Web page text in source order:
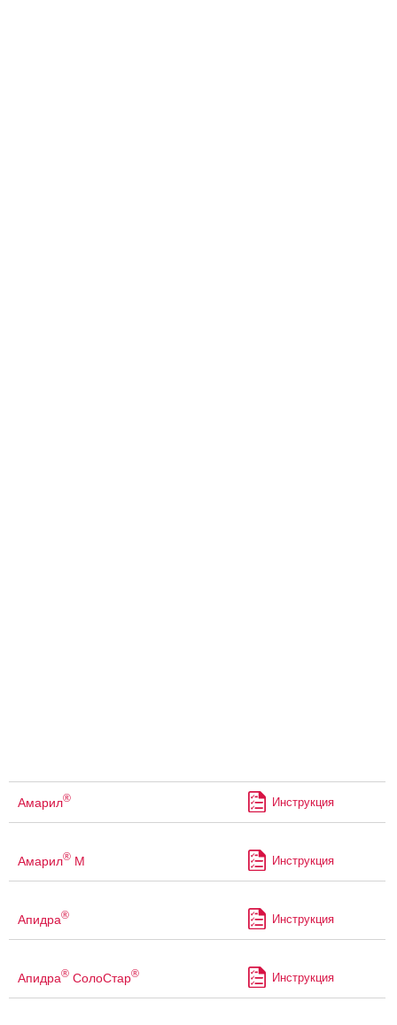
Амарил® Инструкция
Амарил® М Инструкция
Апидра® Инструкция
Апидра® СолоСтар® Инструкция